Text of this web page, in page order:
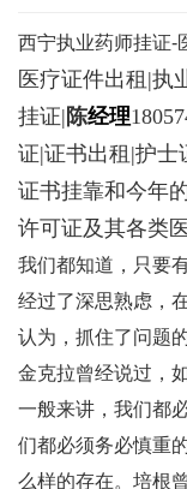
西宁执业药师挂证-
医疗证件出租|执
挂证| 陈经理
证|证书出租|护士
证书挂靠和今年
许可证及其各类
我们都知道，只要
经过了深思熟虑，
认为，抓住了问题
金克拉曾经说过，
一般来讲，我们都
们都必须务必慎重
么样的存在。培根